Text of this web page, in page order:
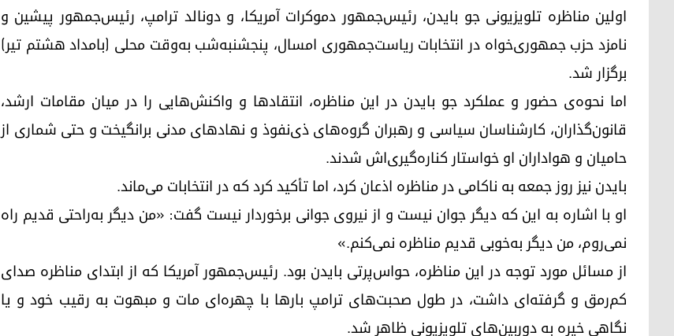
اولین مناظره تلویزیونی جو بایدن، رئیس‌جمهور دموکرات آمریکا، و دونالد ترامپ، رئیس‌جمهور پیشین و
نامزد حزب جمهوری‌خواه در انتخابات ریاست‌جمهوری امسال، پنجشنبه‌شب به‌وقت محلی (بامداد هشتم تیر)
برگزار شد.
اما نحوه‌ی حضور و عملکرد جو بایدن در این مناظره، انتقادها و واکنش‌هایی را در میان مقامات ارشد،
قانون‌گذاران، کارشناسان سیاسی و رهبران گروه‌های ذی‌نفوذ و نهادهای مدنی برانگیخت و حتی شماری از
حامیان و هواداران او خواستار کناره‌گیری‌اش شدند.
بایدن نیز روز جمعه به ناکامی در مناظره اذعان کرد، اما تأکید کرد که در انتخابات می‌ماند.
او با اشاره به این که دیگر جوان نیست و از نیروی جوانی برخوردار نیست گفت: «من دیگر به‌راحتی قدیم راه
نمی‌روم، من دیگر به‌خوبی قدیم مناظره نمی‌کنم.»
از مسائل مورد توجه در این مناظره، حواس‌پرتی بایدن بود. رئیس‌جمهور آمریکا که از ابتدای مناظره صدای
کم‌رمق و گرفته‌ای داشت، در طول صحبت‌های ترامپ بارها با چهره‌ای مات و مبهوت به رقیب خود و یا
نگاهی خیره به دوربین‌های تلویزیونی ظاهر شد.